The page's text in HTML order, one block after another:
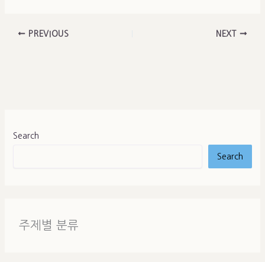
PREVIOUS NEXT
Search
Search
주제별 분류